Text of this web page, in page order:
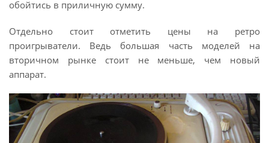
обойтись в приличную сумму.
Отдельно стоит отметить цены на ретро
проигрыватели. Ведь большая часть моделей на
вторичном рынке стоит не меньше, чем новый
аппарат.